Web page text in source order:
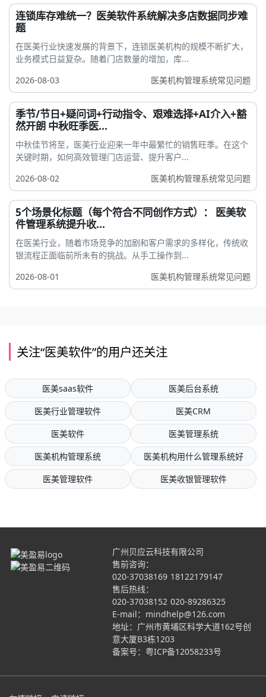
连锁库存难统一？医美软件系统解决多店数据同步难
题
在医美行业快速发展的背景下，连锁医美机构的规模不断扩大，
业务模式日益复杂。随着门店数量的增加，库...
2026-08-03
医美机构管理系统常见问题
季节/节日+疑问词+行动指令、艰难选择+AI介入+豁
然开朗 中秋旺季医...
中秋佳节将至，医美行业迎来一年中最繁忙的销售旺季。在这个
关键时期，如何高效管理门店运营、提升客户...
2026-08-02
医美机构管理系统常见问题
5个场景化标题（每个符合不同创作方式）： 医美软
件管理系统提升收...
在医美行业，随着市场竞争的加剧和客户需求的多样化，传统收
银流程正面临前所未有的挑战。从手工操作到...
2026-08-01
医美机构管理系统常见问题
关注“医美软件”的用户还关注
医美saas软件
医美后台系统
医美行业管理软件
医美CRM
医美软件
医美管理系统
医美机构管理系统
医美机构用什么管理系统好
医美管理软件
医美收银管理软件
广州贝应云科技有限公司
售前咨询：
020-37038169 18122179147
售后热线：
020-37038152 020-89286325
E-mail：mindhelp@126.com
地址：广州市黄埔区科学大道162号创
意大厦B3栋1203
备案号： 粤ICP备12058233号